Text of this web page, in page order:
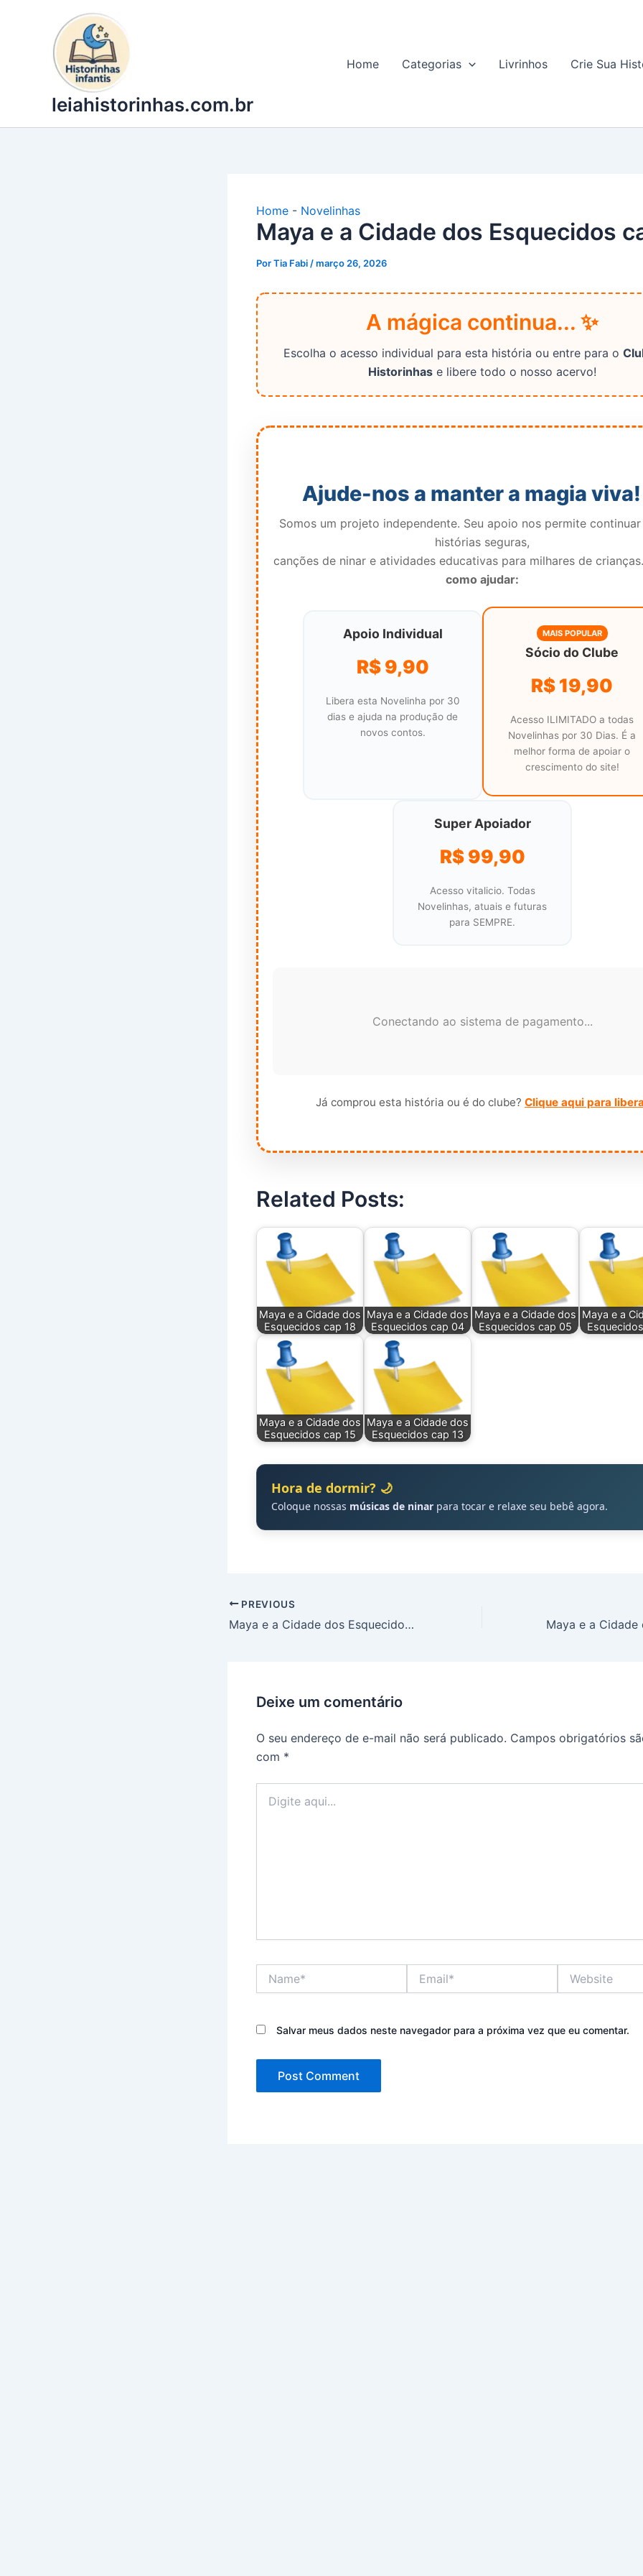
leiahistorinhas.com.br
Home Categorias Livrinhos Crie Sua
Home - Novelinhas
Maya e a Cidade dos Esquecidos
PorTia Fabi /março 26, 2026
A mágica continua... ✨
Escolha o acesso individual para esta história ou entre para o
Historinhas e libere todo o nosso acervo!
Ajude-nos a manter a magia viva!
Somos um projeto independente. Seu apoio nos permite
histórias seguras,
canções de ninar e atividades educativas para milhares de
como ajudar:
Apoio Individual
R$ 9,90
Libera esta Novelinha por 30
dias e ajuda na produção de
novos contos.
MAIS POPULAR
Sócio do Clube
R$ 19,90
Acesso ILIMITADO a todas
Novelinhas por 30 Dias. É a
melhor forma de apoiar o
crescimento do site!
Super Apoiador
R$ 99,90
Acesso vitalicio. Todas
Novelinhas, atuais e futuras
para SEMPRE.
Conectando ao sistema de pagamento...
Já comprou esta história ou é do clube? Clique aqui para
Related Posts:
Maya e a Cidade dos
Esquecidos cap 18
Maya e a Cidade dos
Esquecidos cap 04
Maya e a Cidade dos
Esquecidos cap 05
Maya e a
Maya e a Cidade dos
Esquecidos cap 15
Maya e a Cidade dos
Esquecidos cap 13
Hora de dormir? 🌙
Coloque nossas músicas de ninar para tocar e relaxe seu bebê agora.
PREVIOUS
Maya e a Cidade dos Esquecidos cap 13
Deixe um comentário
O seu endereço de e-mail não será publicado. Campos obrigatórios
com *
aqui...
Salvar meus dados neste navegador para a próxima vez que eu comentar.